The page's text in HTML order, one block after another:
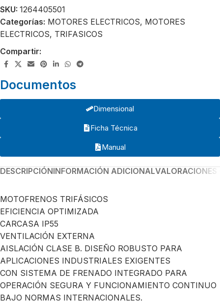
SKU: 1264405501
Categorías: MOTORES ELECTRICOS, MOTORES
ELECTRICOS, TRIFASICOS
Compartir:
Documentos
Dimensional
Ficha Técnica
Manual
DESCRIPCIÓNINFORMACIÓN ADICIONAL
MOTOFRENOS TRIFÁSICOS
EFICIENCIA OPTIMIZADA
CARCASA IP55
VENTILACIÓN EXTERNA
AISLACIÓN CLASE B. DISEÑO ROBUSTO PARA
APLICACIONES INDUSTRIALES EXIGENTES
CON SISTEMA DE FRENADO INTEGRADO PARA
OPERACIÓN SEGURA Y FUNCIONAMIENTO CONTINUO
BAJO NORMAS INTERNACIONALES.